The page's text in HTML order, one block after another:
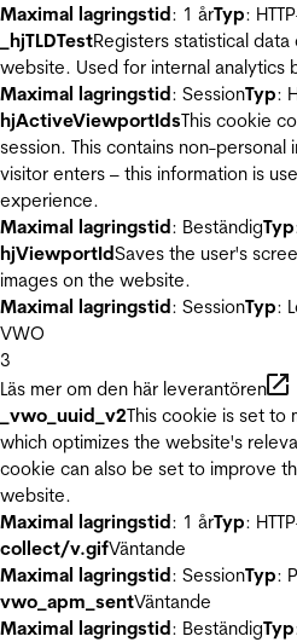
Maximal lagringstid: 1 årTyp:
_hjTLDTestRegisters statistical
website. Used for internal analytics
Maximal lagringstid: SessionTyp:
hjActiveViewportIdsThis cookie
session. This contains non-
visitor enters – this information is
experience.
Maximal lagringstid: BeständigTyp
hjViewportIdSaves the user's
images on the website.
Maximal lagringstid: SessionTyp:
VWO
3
Läs mer om den här leverantören
_vwo_uuid_v2This cookie is set to
which optimizes the website's
cookie can also be set to improve
website.
Maximal lagringstid: 1 årTyp:
collect/v.gifVäntande
Maximal lagringstid: SessionTyp:
vwo_apm_sentVäntande
Maximal lagringstid: BeständigTyp